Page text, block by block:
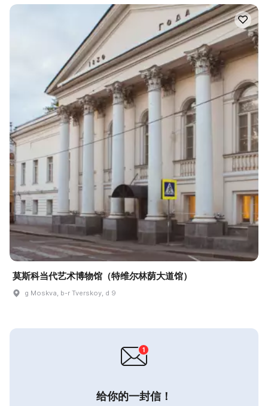
莫斯科当代艺术博物馆（特维尔林荫大道馆）
g Moskva, b-r Tverskoy, d 9
给你的一封信！